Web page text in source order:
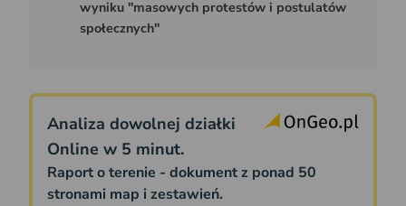
wyniku "masowych protestów i postulatów
społecznych"
Analiza dowolnej działki
Online w 5 minut.
Raport o terenie - dokument z ponad 50
stronami map i zestawień.